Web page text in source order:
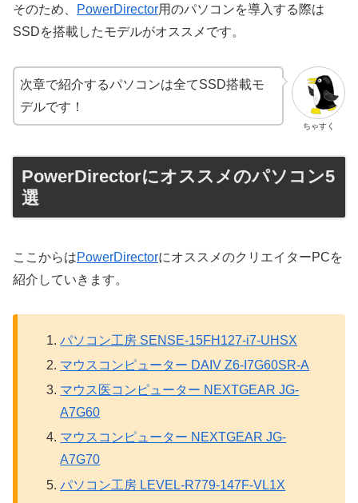
そのため、 PowerDirector用のパソコンを導入する際は
SSDを搭載したモデルがオススメです。
ちゃすく
次章で紹介するパソコンは全てSSD搭載モ
デルです！
PowerDirectorにオススメのパソコン5
選
ここからはPowerDirectorにオススメのクリエイターPCを
紹介していきます。
パソコン工房 SENSE-15FH127-i7-UHSX
マウスコンピューター DAIV Z6-I7G60SR-A
マウス医コンピューター NEXTGEAR JG-
A7G60
マウスコンピューター NEXTGEAR JG-
A7G70
パソコン工房 LEVEL-R779-147F-VL1X